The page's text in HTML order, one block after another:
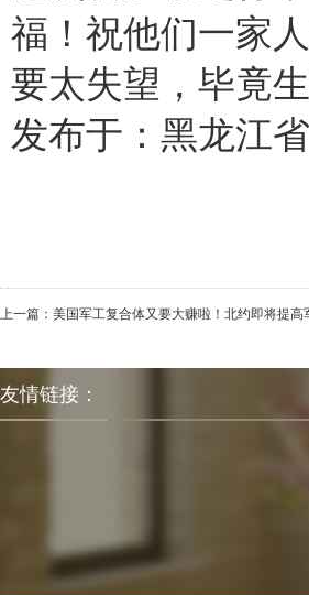
福！祝他们一家
要太失望，毕竟
发布于：黑龙江省
上一篇： 美国军工复合体又要大赚啦！北约即将提高
友情链接：